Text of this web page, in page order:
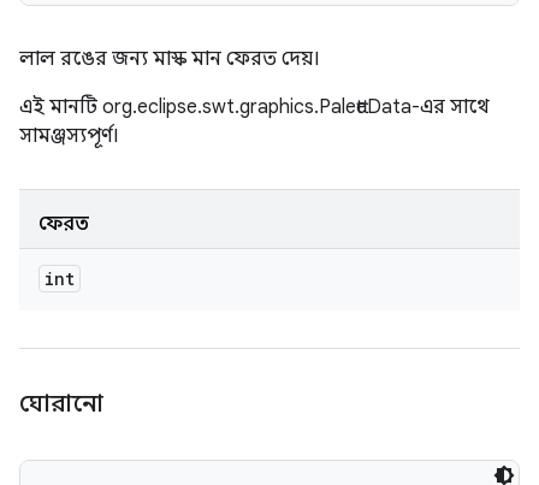
লাল রঙের জন্য মাস্ক মান ফেরত দেয়।
এই মানটি org.eclipse.swt.graphics.PaletteData-এর সাথে
সামঞ্জস্যপূর্ণ।
ফেরত
int
ঘোরানো